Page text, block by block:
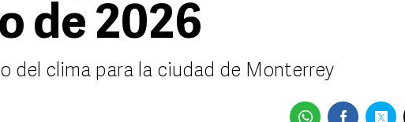
de 2026
del clima para la ciudad de Monterrey